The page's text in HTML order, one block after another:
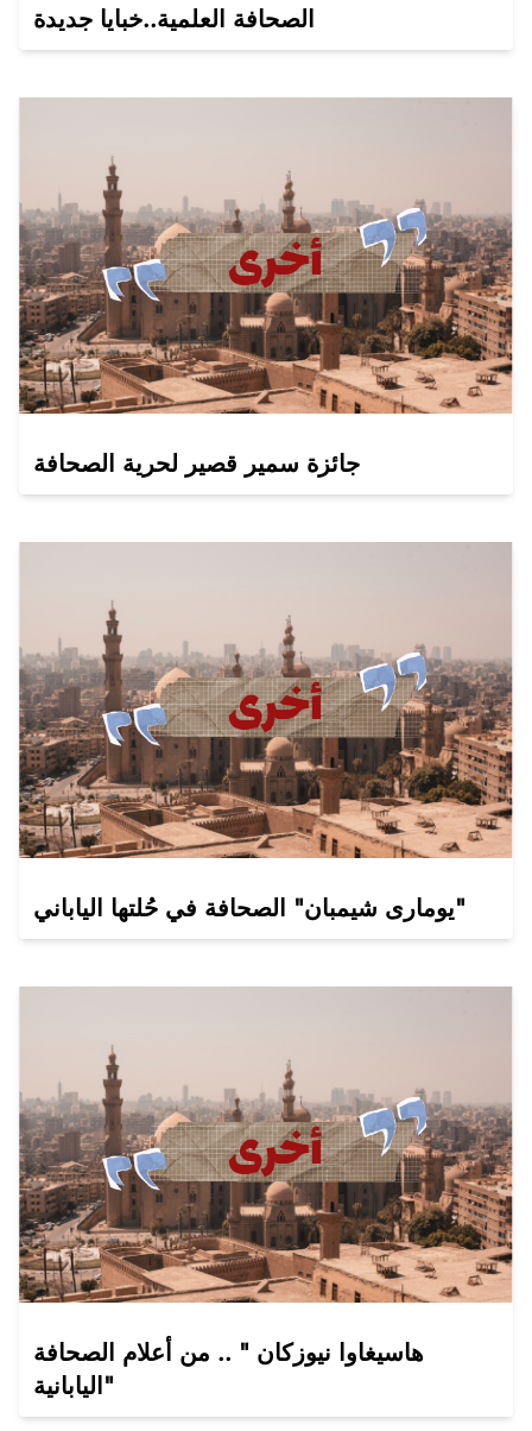
الصحافة العلمية..خبايا جديدة
جائزة سمير قصير لحرية الصحافة
يومارى شيمبان" الصحافة في حُلتها الياباني"
هاسيغاوا نيوزكان " .. من أعلام الصحافة
اليابانية"